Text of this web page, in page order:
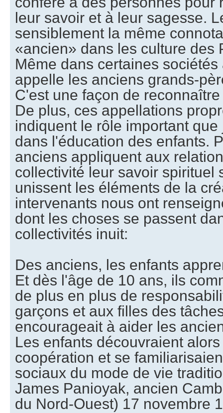
leur savoir et à leur sagesse.
sensiblement la même
«ancien» dans les culture des
Même dans certaines
appelle les anciens grands-
C'est une façon de
De plus, ces appellations
indiquent le rôle important
dans l'éducation des enfants.
anciens appliquent aux
collectivité leur savoir spirituel
unissent les éléments de la
intervenants nous ont
dont les choses se passent
collectivités inuit:
Des anciens, les enfants
Et dès l'âge de 10 ans, ils
de plus en plus de
garçons et aux filles des
encourageait à aider les
Les enfants découvraient
coopération et se
sociaux du mode de vie
James Panioyak, ancien
du Nord-Ouest) 17 novembre